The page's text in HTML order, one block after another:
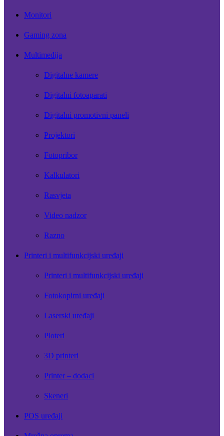
Monitori
Gaming zona
Multimedija
Digitalne kamere
Digitalni fotoaparati
Digitalni promotivni paneli
Projektori
Fotopribor
Kalkulatori
Rasvjeta
Video nadzor
Razno
Printeri i multifunkcijski uređaji
Printeri i multifunkcijski uređaji
Fotokopirni uređaji
Laserski uređaji
Ploteri
3D printeri
Printer – dodaci
Skeneri
POS uređaji